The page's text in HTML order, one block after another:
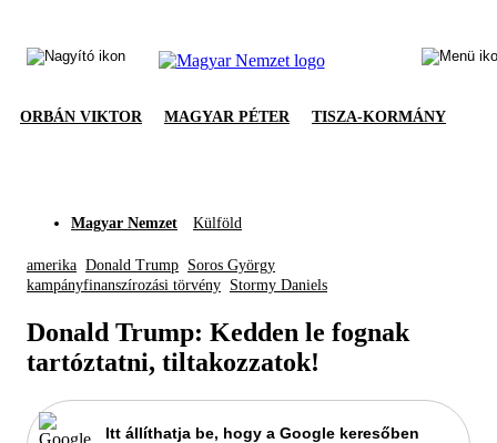
ORBÁN VIKTOR MAGYAR PÉTER TISZA-KORMÁNY
Magyar Nemzet Külföld
amerika Donald Trump Soros György
kampányfinanszírozási törvény Stormy Daniels
Donald Trump: Kedden le fognak
tartóztatni, tiltakozzatok!
Itt állíthatja be, hogy a Google keresőben